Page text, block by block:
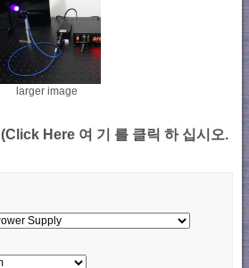
larger image
(Click Here 여 기 를 클릭 하 십시오.